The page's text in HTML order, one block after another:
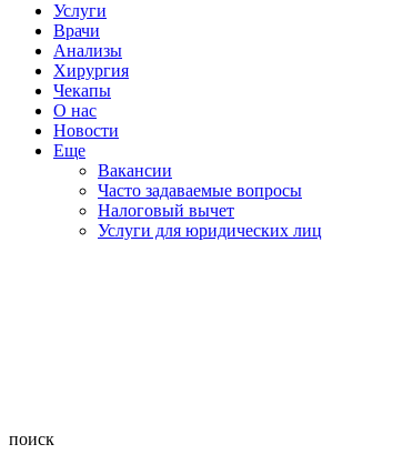
Услуги
Врачи
Анализы
Хирургия
Чекапы
О нас
Новости
Еще
Вакансии
Часто задаваемые вопросы
Налоговый вычет
Услуги для юридических лиц
поиск